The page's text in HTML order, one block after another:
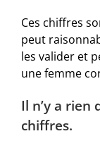
Ces chiffres
peut
les valider et
une femme
Il n’y a rien
chiffres.